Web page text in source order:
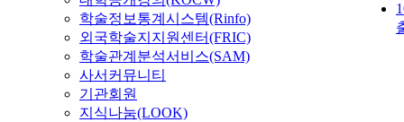
학술정보통계시스템(Rinfo)
외국학술지지원센터(FRIC)
학술관계분석서비스(SAM)
사서커뮤니티
기관회원
지식나눔(LOOK)